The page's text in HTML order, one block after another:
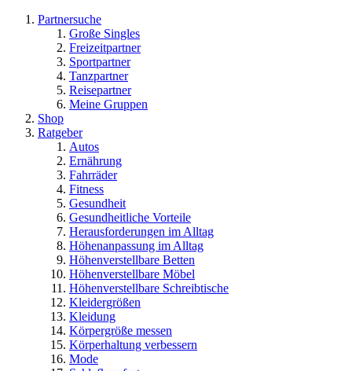
Partnersuche
Große Singles
Freizeitpartner
Sportpartner
Tanzpartner
Reisepartner
Meine Gruppen
Shop
Ratgeber
Autos
Ernährung
Fahrräder
Fitness
Gesundheit
Gesundheitliche Vorteile
Herausforderungen im Alltag
Höhenanpassung im Alltag
Höhenverstellbare Betten
Höhenverstellbare Möbel
Höhenverstellbare Schreibtische
Kleidergrößen
Kleidung
Körpergröße messen
Körperhaltung verbessern
Mode